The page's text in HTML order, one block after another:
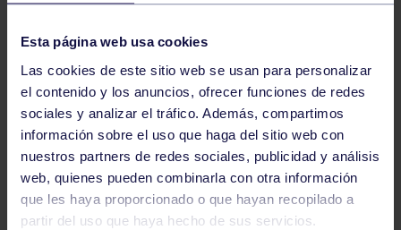
Esta página web usa cookies
Las cookies de este sitio web se usan para personalizar
el contenido y los anuncios, ofrecer funciones de redes
sociales y analizar el tráfico. Además, compartimos
información sobre el uso que haga del sitio web con
nuestros partners de redes sociales, publicidad y análisis
web, quienes pueden combinarla con otra información
que les haya proporcionado o que hayan recopilado a
partir del uso que haya hecho de sus servicios.
11:30h HOCKEY
CTO ASTURIAS JF: LLOBERU – RGCC
1005 1006 1007 1008
1011